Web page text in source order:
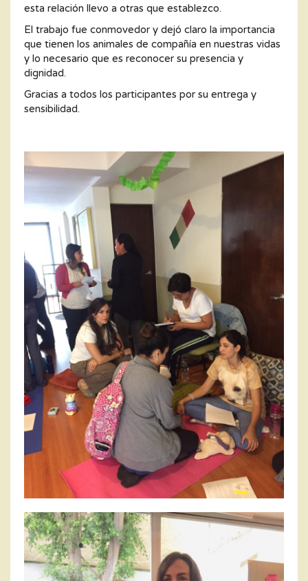
esta relación llevo a otras que establezco.
El trabajo fue conmovedor y dejó claro la importancia
que tienen los animales de compañía en nuestras vidas
y lo necesario que es reconocer su presencia y
dignidad.
Gracias a todos los participantes por su entrega y
sensibilidad.